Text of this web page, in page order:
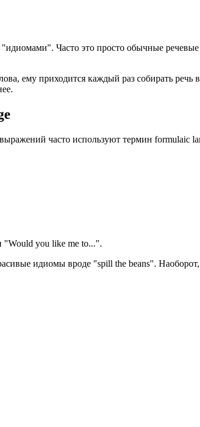
Часто это просто обычные
ему приходится каждый раз собирать речь
часто используют термин formulaic
you like me to...".
идиомы вроде "spill the beans".